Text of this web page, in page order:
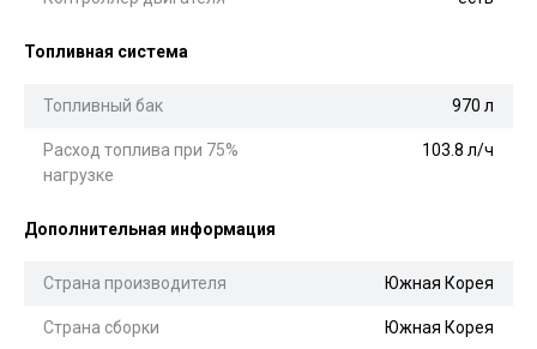
Топливная система
Топливный бак 970 л
Расход топлива при 75%
нагрузке
103.8 л/ч
Дополнительная информация
Страна производителя Южная Корея
Страна сборки Южная Корея